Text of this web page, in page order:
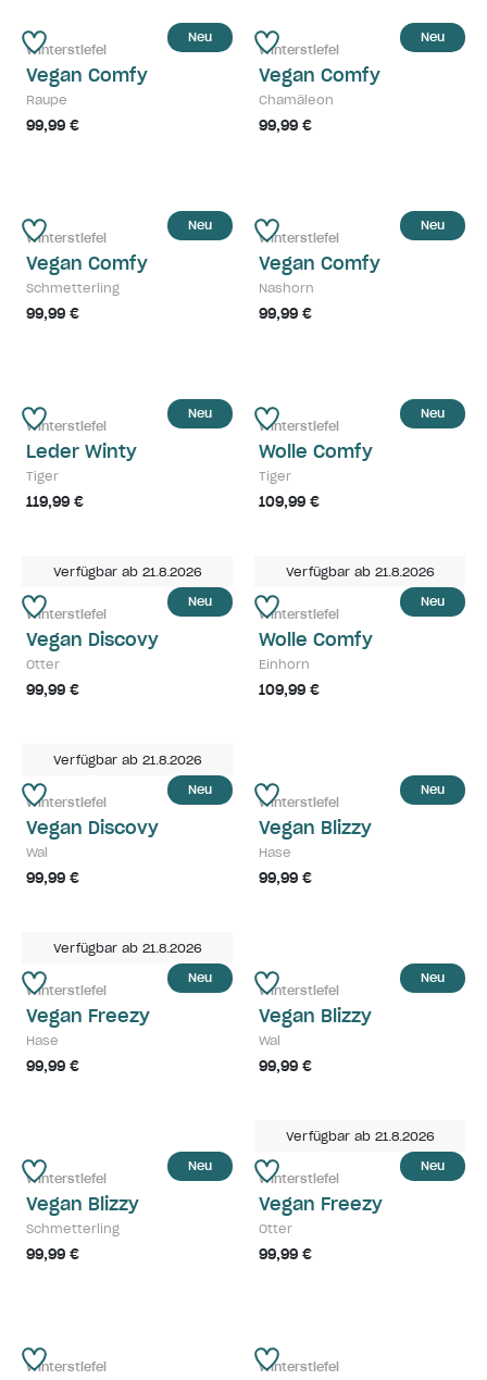
Neu
Winterstiefel
Vegan Comfy
Raupe
99,99 €
Neu
Winterstiefel
Vegan Comfy
Chamäleon
99,99 €
Neu
Winterstiefel
Vegan Comfy
Schmetterling
99,99 €
Neu
Winterstiefel
Vegan Comfy
Nashorn
99,99 €
Neu
Winterstiefel
Leder Winty
Tiger
119,99 €
Neu
Winterstiefel
Wolle Comfy
Tiger
109,99 €
Verfügbar ab 21.8.2026
Neu
Winterstiefel
Vegan Discovy
Otter
99,99 €
Verfügbar ab 21.8.2026
Neu
Winterstiefel
Wolle Comfy
Einhorn
109,99 €
Verfügbar ab 21.8.2026
Neu
Winterstiefel
Vegan Discovy
Wal
99,99 €
Neu
Winterstiefel
Vegan Blizzy
Hase
99,99 €
Verfügbar ab 21.8.2026
Neu
Winterstiefel
Vegan Freezy
Hase
99,99 €
Neu
Winterstiefel
Vegan Blizzy
Wal
99,99 €
Neu
Winterstiefel
Vegan Blizzy
Schmetterling
99,99 €
Verfügbar ab 21.8.2026
Neu
Winterstiefel
Vegan Freezy
Otter
99,99 €
Winterstiefel Winterstiefel